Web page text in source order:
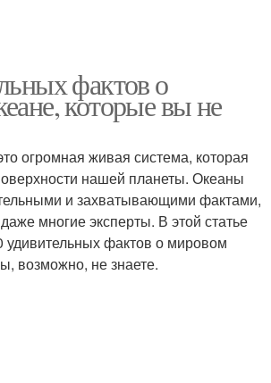
фактов о
которые вы не
огромная живая система, которая
нашей планеты. Океаны
и захватывающими фактами,
многие эксперты. В этой статье
фактов о мировом
возможно, не знаете.